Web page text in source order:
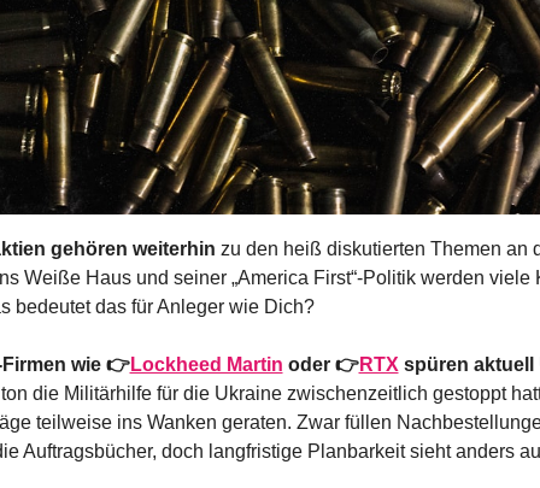
gehören weiterhin zu den heiß diskutierten Themen an
Weiße Haus und seiner „America First“-Politik werden viele
bedeutet das für Anleger wie Dich?
wie 👉Lockheed Martin oder 👉RTX spüren aktuell
die Militärhilfe für die Ukraine zwischenzeitlich gestoppt
teilweise ins Wanken geraten. Zwar füllen
Auftragsbücher, doch langfristige Planbarkeit sieht anders